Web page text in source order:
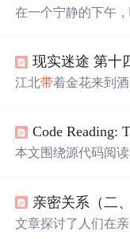
析。
在一个宁静的下午
现实迷途 第十
江北带着金花来到
成后，江北遭遇资
北仍保持乐观，期
本文围绕源代码阅
方面，阐述了从
可读性等实用技巧。
亲密关系（二
文章探讨了人们在